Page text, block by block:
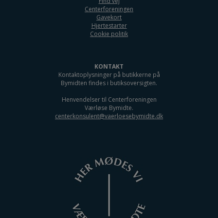
Centerforeningen
Gavekort
Hjertestarter
Cookie politik
KONTAKT
Kontaktoplysninger på butikkerne på
Bymidten findes i butiksoversigten.
Henvendelser til Centerforeningen
Værløse Bymidte.
centerkonsulent@vaerloesebymidte.dk